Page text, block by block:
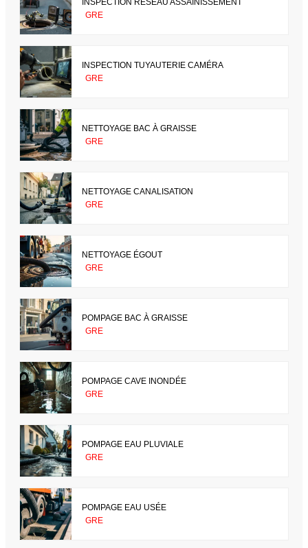
GRE
INSPECTION TUYAUTERIE CAMÉRA
GRE
NETTOYAGE BAC À GRAISSE
GRE
NETTOYAGE CANALISATION
GRE
NETTOYAGE ÉGOUT
GRE
POMPAGE BAC À GRAISSE
GRE
POMPAGE CAVE INONDÉE
GRE
POMPAGE EAU PLUVIALE
GRE
POMPAGE EAU USÉE
GRE